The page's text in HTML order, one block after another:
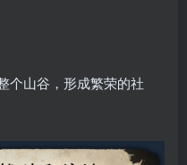
个山谷，形成繁荣的社